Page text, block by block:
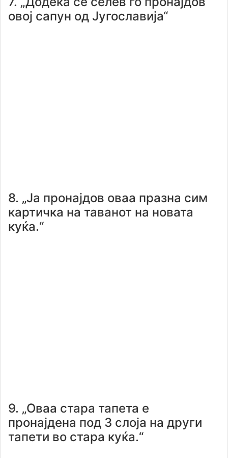
овој сапун од Југославија“
8. „Ја пронајдов оваа празна сим
картичка на таванот на новата
куќа.“
9. „Оваа стара тапета е
пронајдена под 3 слоја на други
тапети во стара куќа.“